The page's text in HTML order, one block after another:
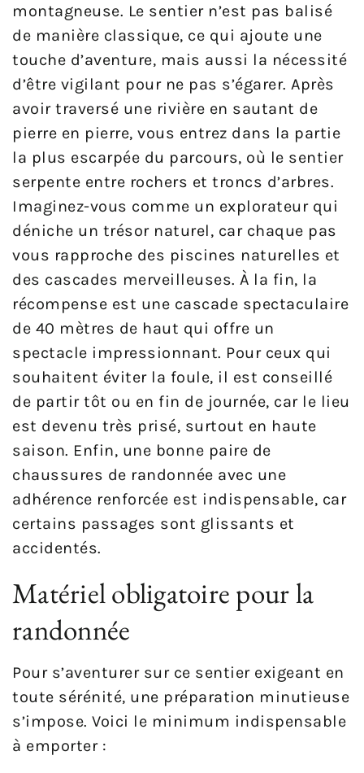
montagneuse. Le sentier n’est pas balisé
de manière classique, ce qui ajoute une
touche d’aventure, mais aussi la nécessité
d’être vigilant pour ne pas s’égarer. Après
avoir traversé une rivière en sautant de
pierre en pierre, vous entrez dans la partie
la plus escarpée du parcours, où le sentier
serpente entre rochers et troncs d’arbres.
Imaginez-vous comme un explorateur qui
déniche un trésor naturel, car chaque pas
vous rapproche des piscines naturelles et
des cascades merveilleuses. À la fin, la
récompense est une cascade spectaculaire
de 40 mètres de haut qui offre un
spectacle impressionnant. Pour ceux qui
souhaitent éviter la foule, il est conseillé
de partir tôt ou en fin de journée, car le lieu
est devenu très prisé, surtout en haute
saison. Enfin, une bonne paire de
chaussures de randonnée avec une
adhérence renforcée est indispensable, car
certains passages sont glissants et
accidentés.
Matériel obligatoire pour la
randonnée
Pour s’aventurer sur ce sentier exigeant en
toute sérénité, une préparation minutieuse
s’impose. Voici le minimum indispensable
à emporter :